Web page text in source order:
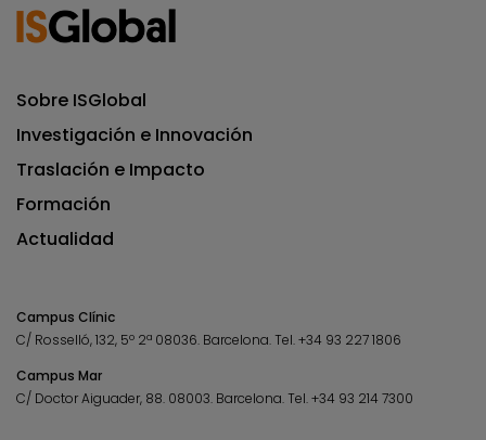
Sobre ISGlobal
Investigación e Innovación
Traslación e Impacto
Formación
Actualidad
Campus Clínic
C/ Rosselló, 132, 5º 2ª 08036. Barcelona.Tel.+34 93 227 1806
Campus Mar
C/ Doctor Aiguader, 88. 08003. Barcelona.Tel.+34 93 214 7300